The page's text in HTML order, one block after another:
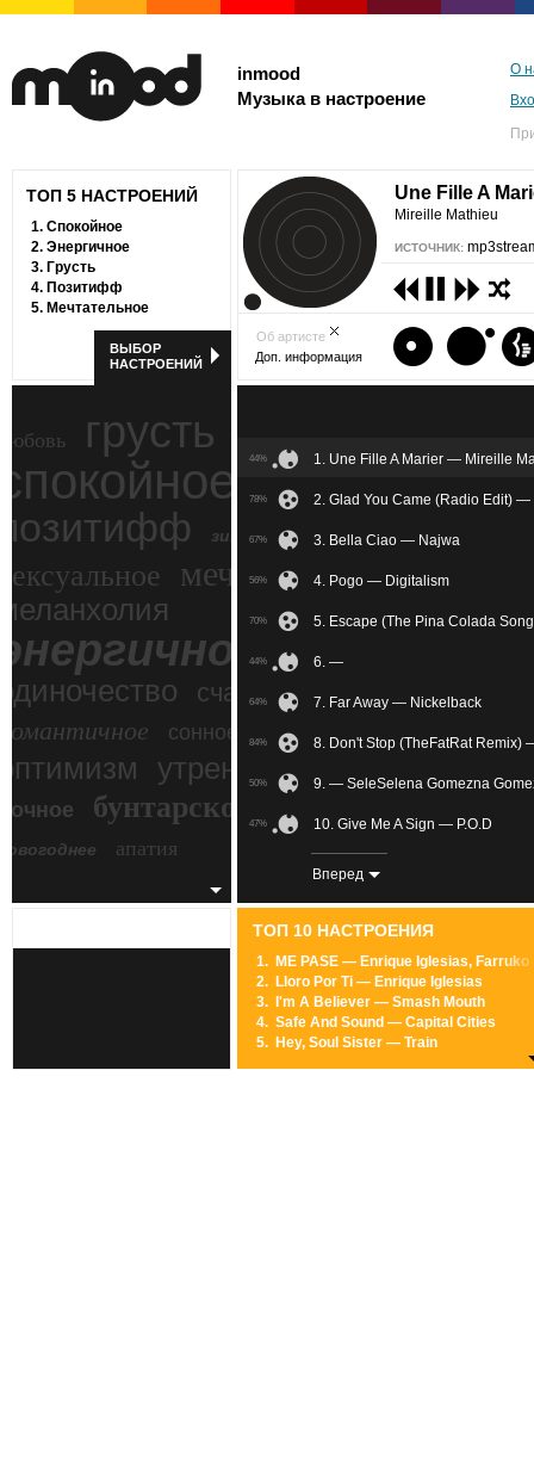
inmood
Музыка в настроение
О
ТОП 5 НАСТРОЕНИЙ
1. Спокойное
2. Энергичное
3. Грусть
4. Позитифф
5. Мечтательное
ВЫБОР
НАСТРОЕНИЙ
грусть
ностальгия
зимний экстрим
мечтательное
счастье
сонное
утреннее злость
бунтарское
беспокойное
апатия
Une Fille A
Mireille Mathieu
ИСТОЧНИК:
Об артисте
Доп. информация
44% 1. Une Fille A Marier — Mireille
78% 2. Glad You Came (Radio Edit) —
67% 3. Bella Ciao — Najwa
56% 4. Pogo — Digitalism
70% 5. Escape (The Pina Colada
44% 6. —
64% 7. Far Away — Nickelback
84% 8. Don't Stop (TheFatRat Remix)
50% 9. — SeleSelena Gomezna
47% 10. Give Me A Sign — P.O.D
11. U Can't Touch This — MC
74% 12. Wake Up — Awolnation
67% 14. Расцветать я в тебе буду
56% 15. Friction — Imagine Dragons
60% 16. I Know You Care (Radio
Вперед
ТОП 10 НАСТРОЕНИЯ
1. ME PASE — Enrique Iglesias, Farruko
2. Lloro Por Ti — Enrique Iglesias
3.
I'm A Believer — Smash Mouth
4. Safe And Sound — Capital Cities
5. Hey, Soul Sister — Train